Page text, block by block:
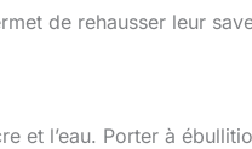
de rehausser leur
et l’eau. Porter à